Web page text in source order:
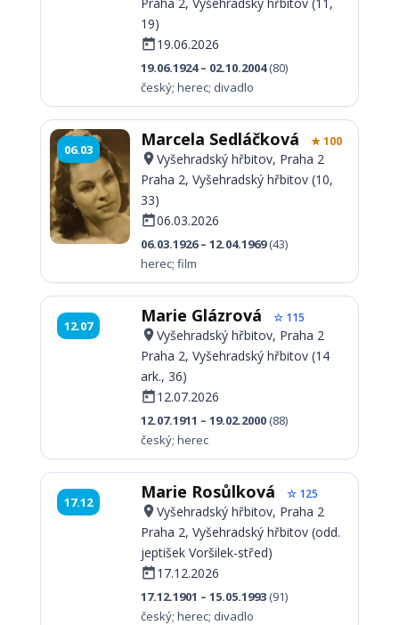
19)
19.06.2026
19.06.1924 – 02.10.2004(80)
český; herec; divadlo
06.03 Marcela Sedláčková ★ 100
Vyšehradský hřbitov, Praha 2
Praha 2, Vyšehradský hřbitov (10,
33)
06.03.2026
06.03.1926 – 12.04.1969(43)
herec; film
12.07 Marie Glázrová ☆ 115
Vyšehradský hřbitov, Praha 2
Praha 2, Vyšehradský hřbitov (14
ark., 36)
12.07.2026
12.07.1911 – 19.02.2000 (88)
český; herec
17.12 Marie Rosůlková ☆ 125
Vyšehradský hřbitov, Praha 2
Praha 2, Vyšehradský hřbitov (odd.
jeptišek Voršilek-střed)
17.12.2026
17.12.1901 – 15.05.1993 (91)
český; herec; divadlo